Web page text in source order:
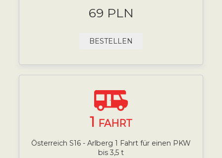
69 PLN
BESTELLEN
1 FAHRT
Österreich S16 - Arlberg 1 Fahrt für einen PKW
bis 3,5 t